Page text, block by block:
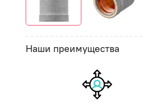
Наши преимущества